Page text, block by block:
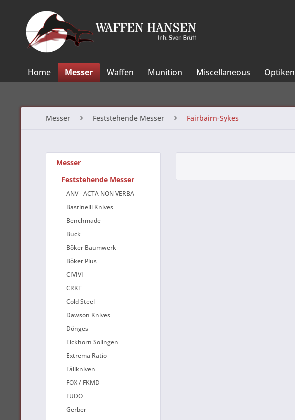
Home Messer Waffen Munition Miscellaneous Optiken
Messer Feststehende Messer Fairbairn-Sykes
Messer
Feststehende Messer
ANV - ACTA NON VERBA
Bastinelli Knives
Benchmade
Buck
Böker Baumwerk
Böker Plus
CIVIVI
CRKT
Cold Steel
Dawson Knives
Dönges
Eickhorn Solingen
Extrema Ratio
Fällkniven
FOX / FKMD
FUDO
Gerber